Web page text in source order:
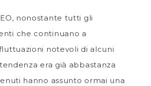
nonostante tutti gli
che continuano a
notevoli di alcuni
era già abbastanza
hanno assunto ormai una